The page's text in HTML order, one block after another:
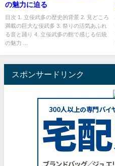
の魅力に迫る
目次 1. 立佞武多の歴史的背景 2. 見どころ
満載の巨大な佞武多 3. 祭りの活気あふれ
る音と踊り 4. 立佞武多の館で感じる伝統
の魅力 ...
スポンサードリンク